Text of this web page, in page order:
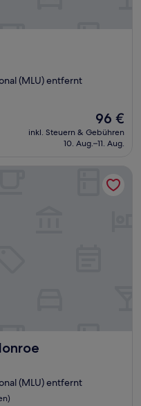
(MLU) entfernt
Der
Preis
beträgt
96 €
inkl. Steuern & Gebühren
10. Aug.–11. Aug.
(MLU) entfernt